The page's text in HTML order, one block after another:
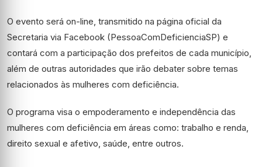
O evento será on-line, transmitido na página oficial da
Secretaria via Facebook (PessoaComDeficienciaSP) e
contará com a participação dos prefeitos de cada município,
além de outras autoridades que irão debater sobre temas
relacionados às mulheres com deficiência.
O programa visa o empoderamento e independência das
mulheres com deficiência em áreas como: trabalho e renda,
direito sexual e afetivo, saúde, entre outros.